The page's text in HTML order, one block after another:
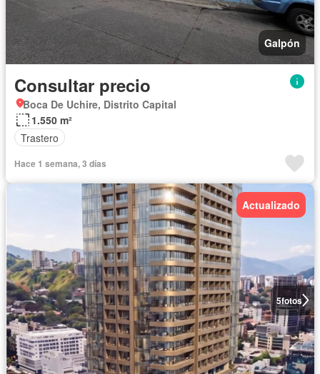
Galpón
Consultar precio
Boca De Uchire, Distrito Capital
1.550 m²
Trastero
Hace 1 semana, 3 días
5fotos
Actualizado